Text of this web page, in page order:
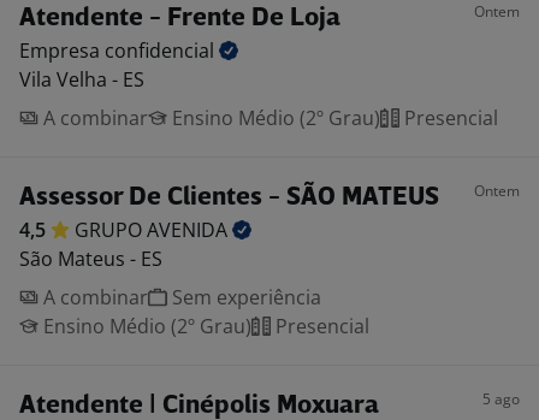
Atendente - Frente De Loja Ontem
Empresa confidencial
Vila Velha - ES
A combinar
Ensino Médio (2º Grau) Presencial
Assessor De Clientes - SÃO MATEUS Ontem
4,5 GRUPOAVENIDA
São Mateus - ES
A combinar
Sem experiência
Ensino Médio (2º Grau)
Presencial
Atendente | Cinépolis Moxuara 5 ago